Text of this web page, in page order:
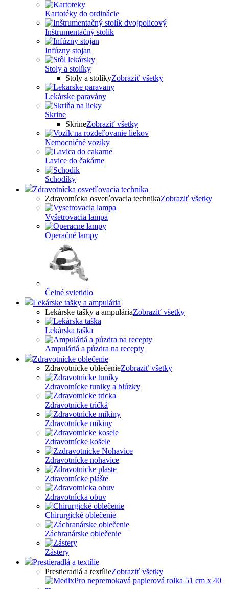
Kartotéky do ordinácie
Inštrumentačný stolík
Infúzny stojan
Stoly a stolíky
Stoly a stolíkyZobraziť všetky
Lekárske paravány
Skrine
SkrineZobraziť všetky
Nemocničné vozíky
Lavice do čakárne
Schodíky
Zdravotnícka osvetľovacia technika
Zdravotnícka osvetľovacia technikaZobraziť všetky
Vyšetrovacia lampa
Operačné lampy
Čelné svietidlo
Lekárske tašky a ampulária
Lekárske tašky a ampuláriaZobraziť všetky
Lekárska taška
Ampuláriá a púzdra na recepty
Zdravotnícke oblečenie
Zdravotnícke oblečenieZobraziť všetky
Zdravotnícke tuniky a blúzky
Zdravotnícke tričká
Zdravotnícke mikiny
Zdravotnícke košele
Zdravotnícke nohavice
Zdravotnícke plášte
Zdravotnícka obuv
Chirurgické oblečenie
Záchranárske oblečenie
Zástery
Prestieradlá a textílie
Prestieradlá a textílieZobraziť všetky